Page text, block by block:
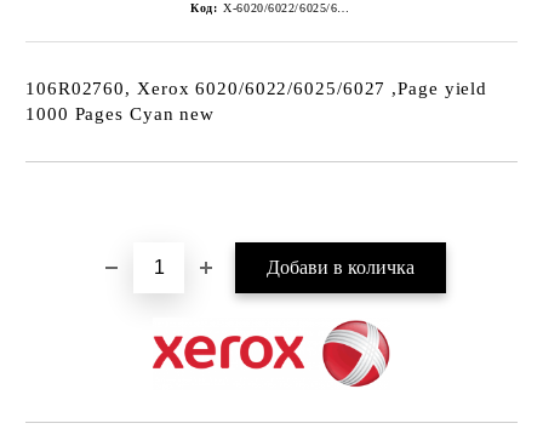
Код:
106R02760, Xerox 6020/6022/6025/6027 ,Page yield
1000 Pages Cyan new